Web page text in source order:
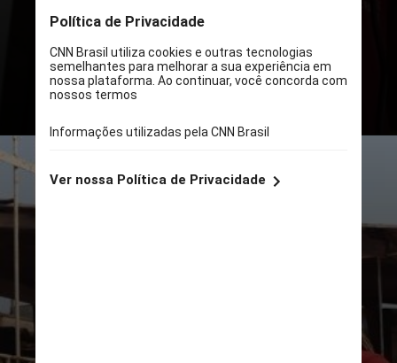
Luciano Schafer
e
é trabalhador autônomo